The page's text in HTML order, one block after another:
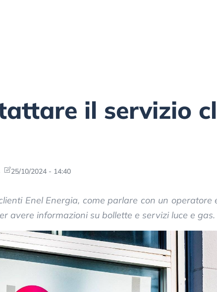
il servizio
25/10/2024 - 14:40
Enel Energia, come parlare con un operatore
avere informazioni su bollette e servizi luce e gas.